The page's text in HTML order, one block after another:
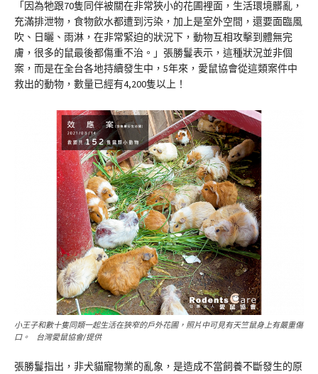
「因為牠跟70隻同伴被關在非常狹小的花圃裡面，生活環境髒亂，
充滿排泄物，食物飲水都遭到污染，加上是室外空間，還要面臨風
吹、日曬、雨淋，在非常緊迫的狀況下，動物互相攻擊到體無完
膚，很多的鼠最後都傷重不治。」張勝鬘表示，這種狀況並非個
案，而是在全台各地持續發生中，5年來，愛鼠協會從這類案件中
救出的動物，數量已經有4,200隻以上！
小王子和數十隻同類一起生活在狹窄的戶外花圃，照片中可見有天竺鼠身上有嚴重傷
口。 台灣愛鼠協會/提供
張勝鬘指出，非犬貓寵物業的亂象，是造成不當飼養不斷發生的原